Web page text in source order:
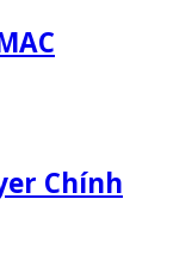
Chính